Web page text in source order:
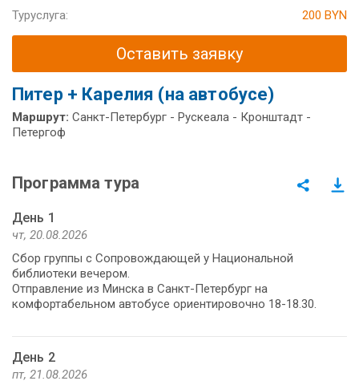
Туруслуга:
200 BYN
Оставить заявку
Питер + Карелия (на автобусе)
Маршрут: Санкт-Петербург - Рускеала - Кронштадт -
Петергоф
Программа тура
День 1
чт, 20.08.2026
Сбор группы с Сопровождающей у Национальной
библиотеки вечером.
Отправление из Минска в Санкт-Петербург на
комфортабельном автобусе ориентировочно 18-18.30.
День 2
пт, 21.08.2026